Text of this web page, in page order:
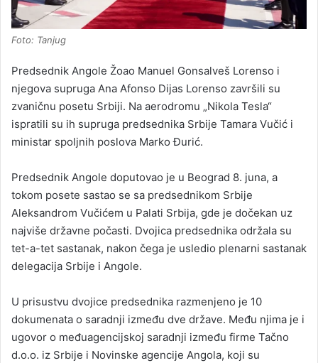
Foto: Tanjug
Predsednik Angole Žoao Manuel Gonsalveš Lorenso i
njegova supruga Ana Afonso Dijas Lorenso završili su
zvaničnu posetu Srbiji. Na aerodromu „Nikola Tesla“
ispratili su ih supruga predsednika Srbije Tamara Vučić i
ministar spoljnih poslova Marko Đurić.
Predsednik Angole doputovao je u Beograd 8. juna, a
tokom posete sastao se sa predsednikom Srbije
Aleksandrom Vučićem u Palati Srbija, gde je dočekan uz
najviše državne počasti. Dvojica predsednika održala su
tet-a-tet sastanak, nakon čega je usledio plenarni sastanak
delegacija Srbije i Angole.
U prisustvu dvojice predsednika razmenjeno je 10
dokumenata o saradnji između dve države. Među njima je i
ugovor o međuagencijskoj saradnji između firme Tačno
d.o.o. iz Srbije i Novinske agencije Angola, koji su